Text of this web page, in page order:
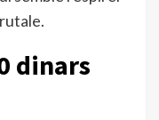
dinars